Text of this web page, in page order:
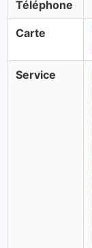
Téléphone
Carte
Service